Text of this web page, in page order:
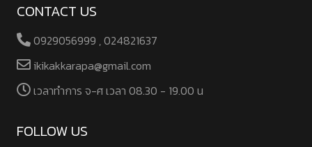
CONTACT US
0929056999 , 024821637
ikikakkarapa@gmail.com
เวลาทําการ จ-ศ เวลา 08.30 - 19.00 น
FOLLOW US